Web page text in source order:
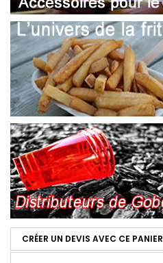
CRÉER UN DEVIS AVEC CE PANIER